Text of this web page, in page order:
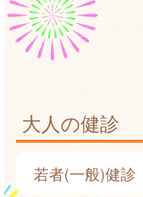
大人の健診
若者(一般)健診